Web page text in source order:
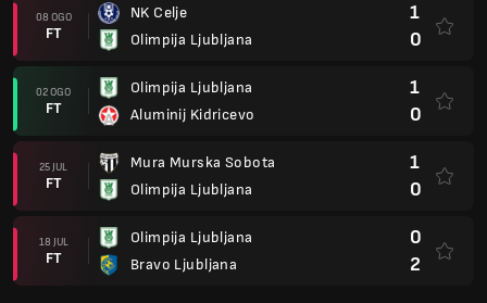
08 OGO
FT
NK Celje
Olimpija Ljubljana
1
0
02 OGO
FT
Olimpija Ljubljana
Aluminij Kidricevo
1
0
25 JUL
FT
Mura Murska Sobota
Olimpija Ljubljana
1
0
18 JUL
FT
Olimpija Ljubljana
Bravo Ljubljana
0
2